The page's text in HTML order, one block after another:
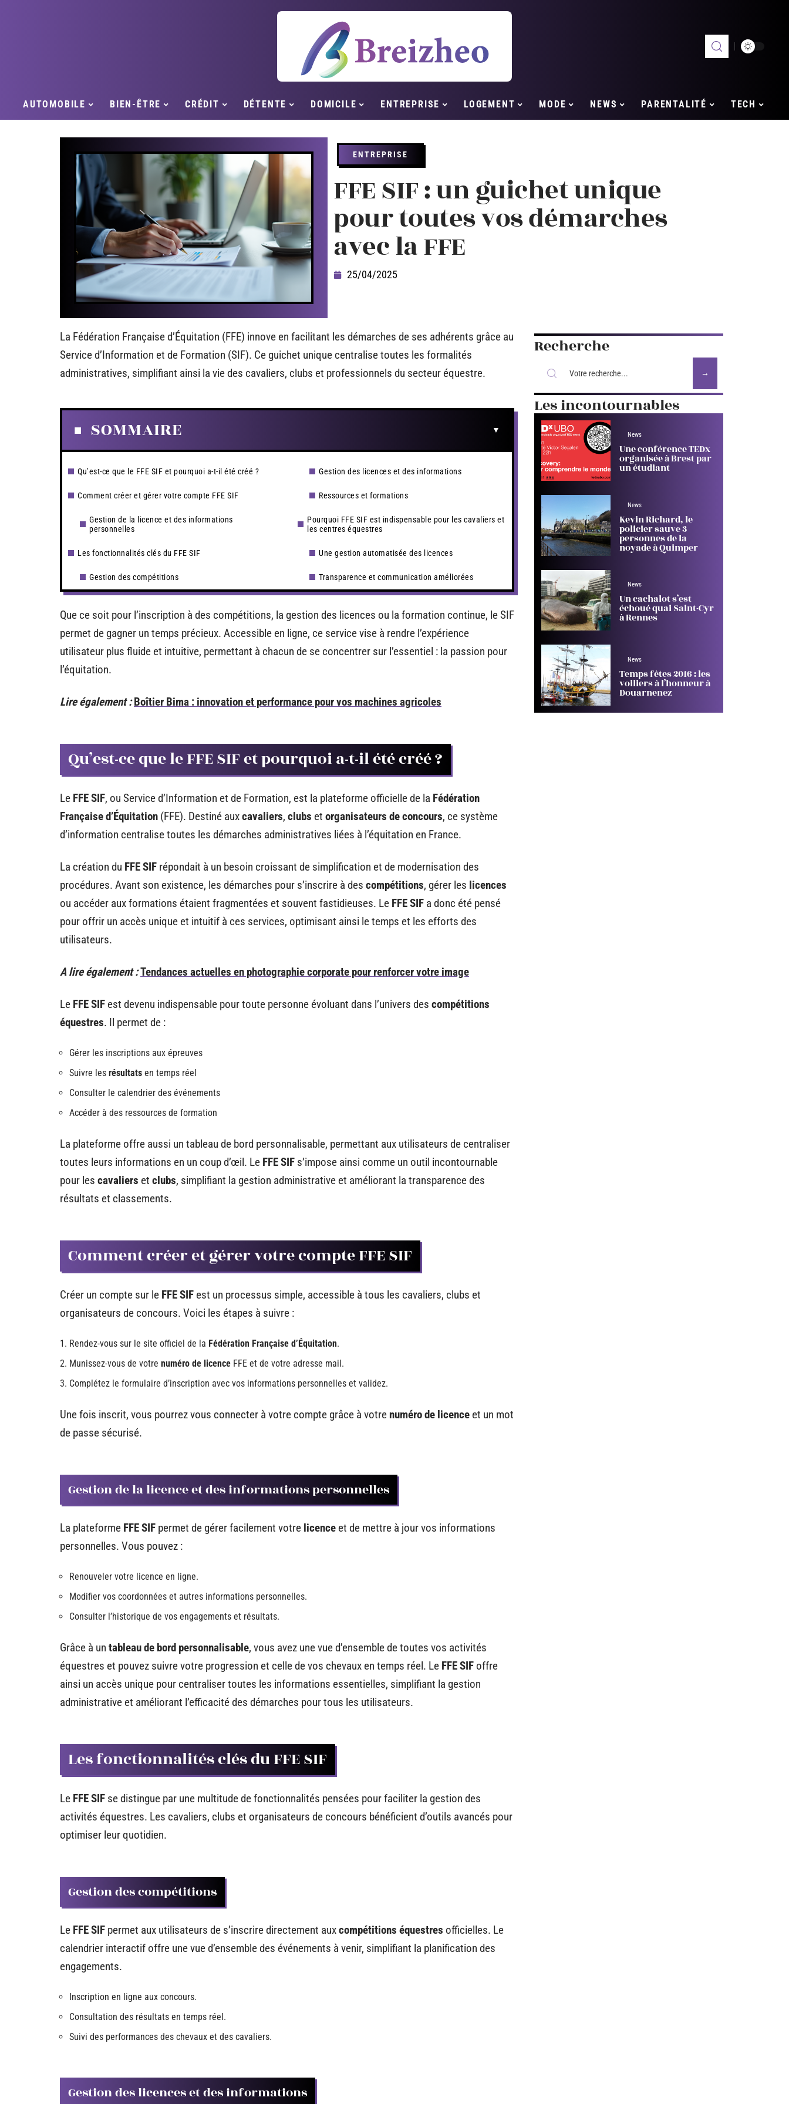
AUTOMOBILE BIEN-ÊTRE CRÉDIT DÉTENTE DOMICILE ENTREPRISE LOGEMENT MODE NEWS PARENTALITÉ TECH
ENTREPRISE
FFE SIF : un guichet unique
pour toutes vos démarches
avec la FFE
25/04/2025
La Fédération Française d’Équitation (FFE) innove en facilitant les démarches de ses adhérents grâce au
Service d’Information et de Formation (SIF). Ce guichet unique centralise toutes les formalités
administratives, simplifiant ainsi la vie des cavaliers, clubs et professionnels du secteur équestre.
SOMMAIRE
Qu’est-ce que le FFE SIF et pourquoi a-t-il été créé ?
Comment créer et gérer votre compte FFE SIF
Gestion de la licence et des informations
personnelles
Les fonctionnalités clés du FFE SIF
Gestion des compétitions
Gestion des licences et des informations
Ressources et formations
Pourquoi FFE SIF est indispensable pour les cavaliers et
les centres équestres
Une gestion automatisée des licences
Transparence et communication améliorées
Que ce soit pour l’inscription à des compétitions, la gestion des licences ou la formation continue, le SIF
permet de gagner un temps précieux. Accessible en ligne, ce service vise à rendre l’expérience
utilisateur plus fluide et intuitive, permettant à chacun de se concentrer sur l’essentiel : la passion pour
l’équitation.
Lire également : Boîtier Bima : innovation et performance pour vos machines agricoles
Qu’est-ce que le FFE SIF et pourquoi a-t-il été créé ?
Le FFE SIF, ou Service d’Information et de Formation, est la plateforme officielle de la Fédération
Française d’Équitation (FFE). Destiné auxcavaliers, clubs et organisateurs de concours, ce système
d’information centralise toutes les démarches administratives liées à l’équitation en France.
La création du FFE SIF répondait à un besoin croissant de simplification et de modernisation des
procédures. Avant son existence, les démarches pour s’inscrire à des compétitions, gérer les licences
ou accéder aux formations étaient fragmentées et souvent fastidieuses. Le FFE SIF a donc été pensé
pour offrir un accès unique et intuitif à ces services, optimisant ainsi le temps et les efforts des
utilisateurs.
A lire également :Tendances actuelles en photographie corporate pour renforcer votre image
Le FFE SIF est devenu indispensable pour toute personne évoluant dans l’univers des compétitions
équestres. Il permet de :
Gérer les inscriptions aux épreuves
Suivre les résultats en temps réel
Consulter le calendrier des événements
Accéder à des ressources de formation
La plateforme offre aussi un tableau de bord personnalisable, permettant aux utilisateurs de centraliser
toutes leurs informations en un coup d’œil. Le FFE SIF s’impose ainsi comme un outil incontournable
pour les cavaliers et clubs, simplifiant la gestion administrative et améliorant la transparence des
résultats et classements.
Comment créer et gérer votre compte FFE SIF
Créer un compte sur le FFE SIF est un processus simple, accessible à tous les cavaliers, clubs et
organisateurs de concours. Voici les étapes à suivre :
Rendez-vous sur le site officiel de la Fédération Française d’Équitation.
Munissez-vous de votre numéro de licence FFE et de votre adresse mail.
Complétez le formulaire d’inscription avec vos informations personnelles et validez.
Une fois inscrit, vous pourrez vous connecter à votre compte grâce à votre numéro de licence et un mot
de passe sécurisé.
Gestion de la licence et des informations personnelles
La plateforme FFE SIF permet de gérer facilement votre licence et de mettre à jour vos informations
personnelles. Vous pouvez :
Renouveler votre licence en ligne.
Modifier vos coordonnées et autres informations personnelles.
Consulter l’historique de vos engagements et résultats.
Grâce à un tableau de bord personnalisable, vous avez une vue d’ensemble de toutes vos activités
équestres et pouvez suivre votre progression et celle de vos chevaux en temps réel. Le FFE SIF offre
ainsi un accès unique pour centraliser toutes les informations essentielles, simplifiant la gestion
administrative et améliorant l’efficacité des démarches pour tous les utilisateurs.
Les fonctionnalités clés du FFE SIF
Le FFE SIF se distingue par une multitude de fonctionnalités pensées pour faciliter la gestion des
activités équestres. Les cavaliers, clubs et organisateurs de concours bénéficient d’outils avancés pour
optimiser leur quotidien.
Gestion des compétitions
Le FFE SIF permet aux utilisateurs de s’inscrire directement auxcompétitions équestres officielles. Le
calendrier interactif offre une vue d’ensemble des événements à venir, simplifiant la planification des
engagements.
Inscription en ligne aux concours.
Consultation des résultats en temps réel.
Suivi des performances des chevaux et des cavaliers.
Gestion des licences et des informations
Recherche
Les incontournables
News
Une conférence TEDx
organisée à Brest par
un étudiant
News
Kevin Richard, le
policier sauve 3
personnes de la
noyade à Quimper
News
Un cachalot s’est
échoué quai Saint-Cyr
à Rennes
News
Temps fêtes 2016 : les
voiliers à l’honneur à
Douarnenez